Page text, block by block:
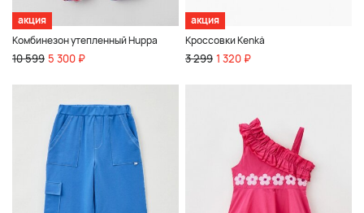
акция
Комбинезон утепленный Huppa
10 599 5 300 ₽
акция
Кроссовки Kenkä
3 299 1 320 ₽